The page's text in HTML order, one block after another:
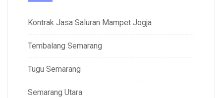
Kontrak Jasa Saluran Mampet Jogja
Tembalang Semarang
Tugu Semarang
Semarang Utara